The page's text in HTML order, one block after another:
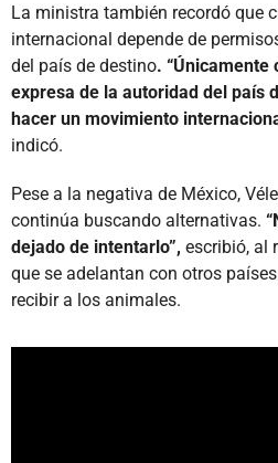
La ministra también recordó que
internacional depende de
del país de destino. “Únicamente
expresa de la autoridad del país
hacer un movimiento
indicó.
Pese a la negativa de México,
continúa buscando alternativas.
dejado de intentarlo”, escribió, al
que se adelantan con otros
recibir a los animales.